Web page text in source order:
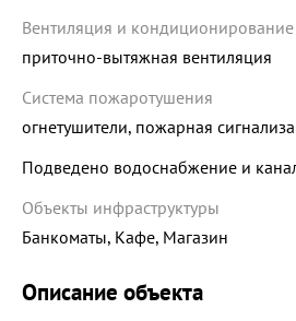
Вентиляция и кондиционирование
приточно-вытяжная вентиляция
Система пожаротушения
огнетушители, пожарная
Подведено водоснабжение и
Объекты инфраструктуры
Банкоматы, Кафе, Магазин
Описание объекта